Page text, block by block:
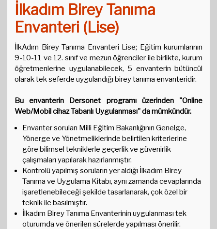
İlkadım Birey Tanıma
Envanteri (Lise)
İlkAdım Birey Tanıma Envanteri Lise; Eğitim kurumlarının
9-10-11 ve 12. sınıf ve mezun öğrenciler ile birlikte, kurum
öğretmenlerine uygulanabilecek, 5 envanterin bütüncül
olarak tek seferde uygulandığı birey tanıma envanteridir.
Bu envanterin Dersonet programı üzerinden "Online
Web/Mobil cihaz Tabanlı Uygulanması" da mümkündür.
Envanter soruları Milli Eğitim Bakanlığının Genelge,
Yönerge ve Yönetmeliklerinde belirtilen kriterlerine
göre bilimsel tekniklerle geçerlik ve güvenirlik
çalışmaları yapılarak hazırlanmıştır.
Kontrolü yapılmış soruların yer aldığı İlkadım Birey
Tanıma ve Uygulama Kitabı, aynı zamanda cevaplarında
işaretlenebileceği şekilde tasarlanarak, çok özel bir
teknik ile basılmıştır.
İlkadım Birey Tanıma Envanterinin uygulanması tek
oturumda ve önerilen sürelerde yapılması önerilir.